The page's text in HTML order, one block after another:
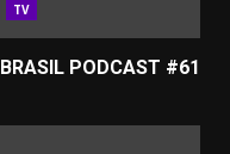
TV
PODCAST #61